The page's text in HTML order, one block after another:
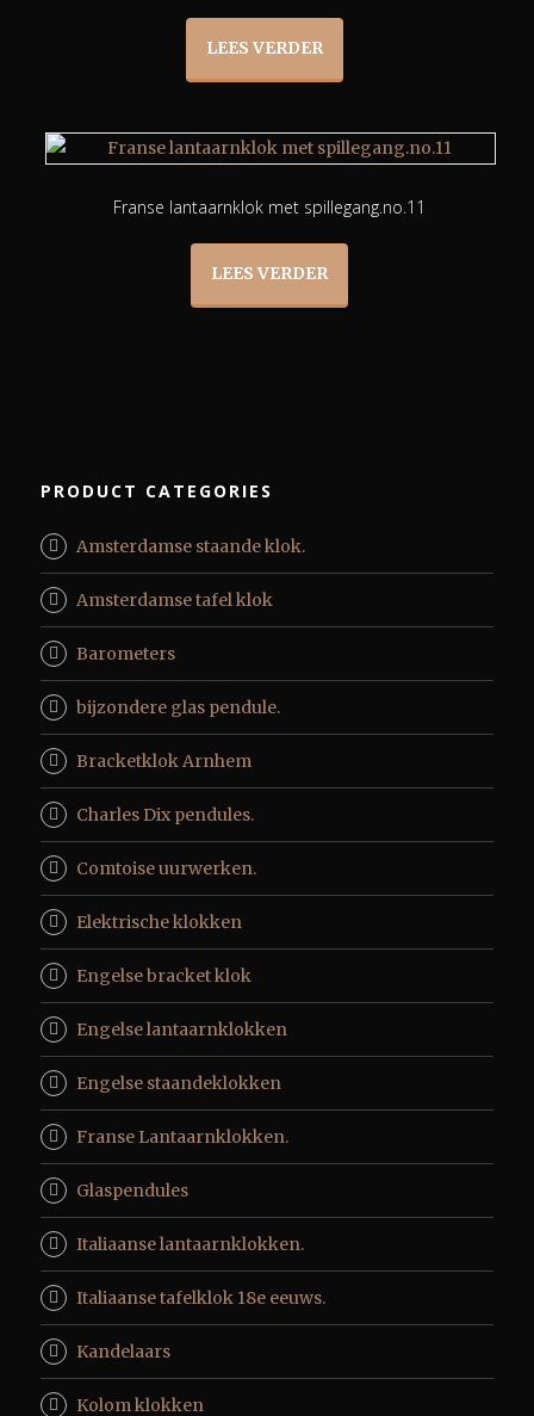
LEES VERDER
Franse lantaarnklok met spillegang.no.11
LEES VERDER
PRODUCT CATEGORIES
Amsterdamse staande klok.
Amsterdamse tafel klok
Barometers
bijzondere glas pendule.
Bracketklok Arnhem
Charles Dix pendules.
Comtoise uurwerken.
Elektrische klokken
Engelse bracket klok
Engelse lantaarnklokken
Engelse staandeklokken
Franse Lantaarnklokken.
Glaspendules
Italiaanse lantaarnklokken.
Italiaanse tafelklok 18e eeuws.
Kandelaars
Kolom klokken